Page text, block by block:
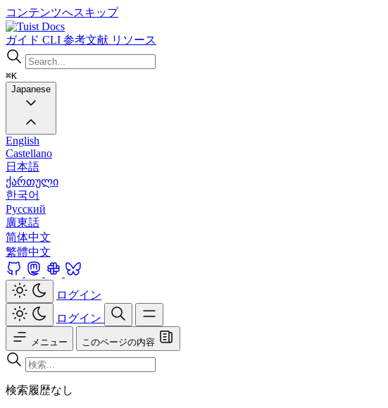
コンテンツへスキップ
Docs
ガイド CLI 参考文献 リソース
⌘K
Japanese
English
Castellano
日本語
ქართული
한국어
Русский
廣東話
简体中文
繁體中文
ログイン
ログイン
メニュー このページの内容
検索履歴なし